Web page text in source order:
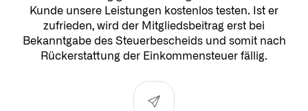
Kunde unsere Leistungen kostenlos testen. Ist er
zufrieden, wird der Mitgliedsbeitrag erst bei
Bekanntgabe des Steuerbescheids und somit nach
Rückerstattung der Einkommensteuer fällig.